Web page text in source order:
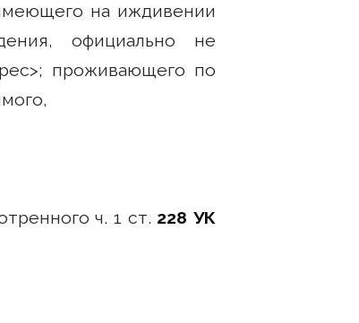
на иждивении
официально не
проживающего по
ч. 1 ст. 228 УК